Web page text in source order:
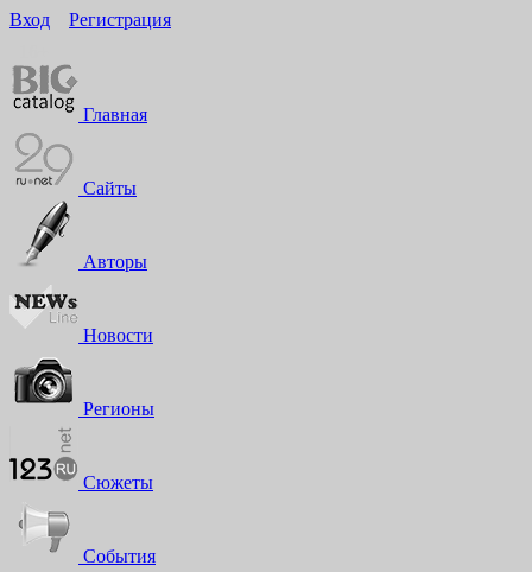
Вход
Регистрация
Главная
Сайты
Авторы
Новости
Регионы
Сюжеты
События